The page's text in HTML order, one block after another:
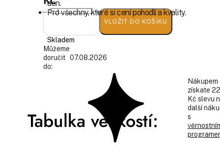
VLOŽIT DO KOŠÍKU
Skladem
Můžeme
doručit
do:
07.08.2026
Nákupem
získate 22
Kč slevu
další
s
den.
Pro všechny, které si cení pohodlí a kvality.
Tabulka velikostí: